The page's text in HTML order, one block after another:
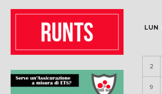
LUN
2
9